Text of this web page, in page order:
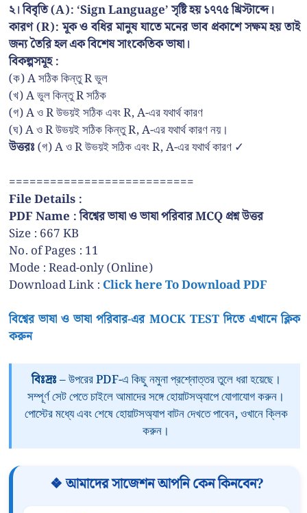
২। বিবৃতি (A): ‘Sign Language’ সৃষ্টি হয় ১৭৭৫ খ্রিস্টাব্দে।
কারণ (R): মূক ও বধির মানুষ যাতে মনের ভাব প্রকাশে সক্ষম হয় তাই
জন্য তৈরি হল এক বিশেষ সাংকেতিক ভাষা।
বিকল্পসমূহ :
(ক) A সঠিক কিন্তু R ভুল
(খ) A ভুল কিন্তু R সঠিক
(গ) A ও R উভয়ই সঠিক এবং R, A-এর যথার্থ কারণ
(ঘ) A ও R উভয়ই সঠিক কিন্তু R, A-এর যথার্থ কারণ নয়।
উত্তরঃ(গ) A ও R উভয়ই সঠিক এবং R, A-এর যথার্থ কারণ ✓
===========================
File Details :
PDF Name : বিশ্বের ভাষা ও ভাষা পরিবার MCQ প্রশ্ন উত্তর
Size : 667 KB
No. of Pages : 11
Mode : Read-only (Online)
Download Link : Click here To Download PDF
বিশ্বের ভাষা ও ভাষা পরিবার-এর MOCK TEST দিতে এখানে ক্লিক
করুন
বিঃদ্রঃ– উপরের PDF-এ কিছু নমুনা প্রশ্নোত্তর তুলে ধরা হয়েছে।
সম্পূর্ণ সেট পেতে চাইলে আমাদের সঙ্গে হোয়াটসঅ্যাপে যোগাযোগ করুন।
পোস্টের মধ্যে এবং শেষে হোয়াটসঅ্যাপ বাটন দেখতে পাবেন, ওখানে ক্লিক
করুন।
❖ আমাদের সাজেশন আপনি কেন কিনবেন?